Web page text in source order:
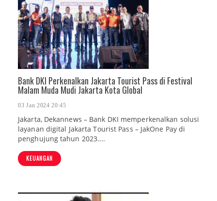
Bank DKI Perkenalkan Jakarta Tourist Pass di Festival
Malam Muda Mudi Jakarta Kota Global
03 Jan 2024 20:45
Jakarta, Dekannews – Bank DKI memperkenalkan solusi
layanan digital Jakarta Tourist Pass – JakOne Pay di
penghujung tahun 2023....
KEUANGAN